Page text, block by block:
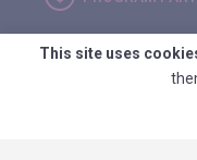
This site uses